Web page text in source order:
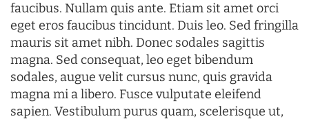
faucibus. Nullam quis ante. Etiam sit amet orci
eget eros faucibus tincidunt. Duis leo. Sed fringilla
mauris sit amet nibh. Donec sodales sagittis
magna. Sed consequat, leo eget bibendum
sodales, augue velit cursus nunc, quis gravida
magna mi a libero. Fusce vulputate eleifend
sapien. Vestibulum purus quam, scelerisque ut,